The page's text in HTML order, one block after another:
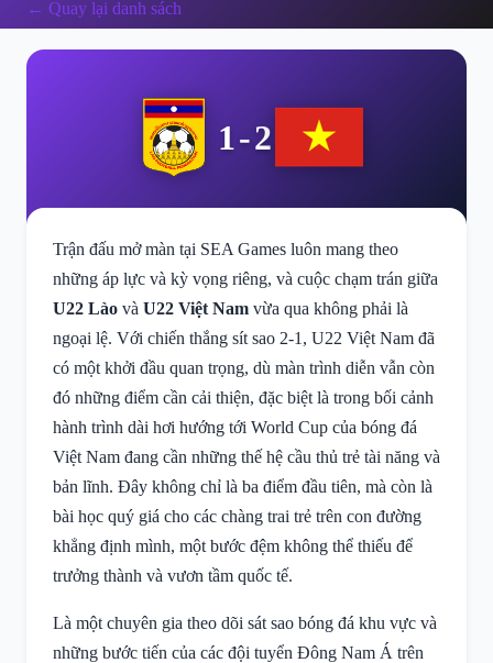
← Quay lại danh sách
1-2
Trận đấu mở màn tại SEA Games luôn mang theo
những áp lực và kỳ vọng riêng, và cuộc chạm trán giữa
U22 Lào và U22 Việt Nam vừa qua không phải là
ngoại lệ. Với chiến thắng sít sao 2-1, U22 Việt Nam đã
có một khởi đầu quan trọng, dù màn trình diễn vẫn còn
đó những điểm cần cải thiện, đặc biệt là trong bối cảnh
hành trình dài hơi hướng tới World Cup của bóng đá
Việt Nam đang cần những thế hệ cầu thủ trẻ tài năng và
bản lĩnh. Đây không chỉ là ba điểm đầu tiên, mà còn là
bài học quý giá cho các chàng trai trẻ trên con đường
khẳng định mình, một bước đệm không thể thiếu để
trưởng thành và vươn tầm quốc tế.
Là một chuyên gia theo dõi sát sao bóng đá khu vực và
những bước tiến của các đội tuyển Đông Nam Á trên